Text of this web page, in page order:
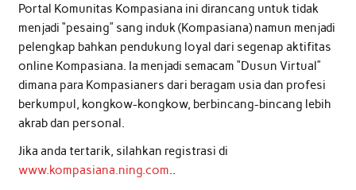
Portal Komunitas Kompasiana ini dirancang untuk tidak
menjadi “pesaing” sang induk (Kompasiana) namun menjadi
pelengkap bahkan pendukung loyal dari segenap aktifitas
online Kompasiana. Ia menjadi semacam “Dusun Virtual”
dimana para Kompasianers dari beragam usia dan profesi
berkumpul, kongkow-kongkow, berbincang-bincang lebih
akrab dan personal.
Jika anda tertarik, silahkan registrasi di
www.kompasiana.ning.com..